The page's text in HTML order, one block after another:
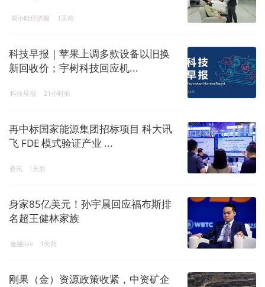
两小时经济圈 1天前
科技早报 | 苹果上调多款设备以旧换
新回收价；宇树科技回应机...
科技早报 21小时前
再中标国家能源集团招标项目 科大讯
飞 FDE 模式验证产业 ...
资讯 1天前
身家85亿美元！孙宇晨回应福布斯排
名超王健林家族
金融live 1天前
刚果（金）资源政策收紧，中资矿企